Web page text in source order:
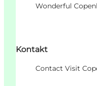
Wonderful
Kontakt
Contact Visit